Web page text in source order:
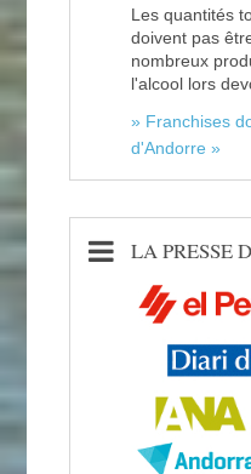
Les quantités
doivent pas
nombreux
l'alcool lors
» Franchises
d'Andorre »
LA PRESSE